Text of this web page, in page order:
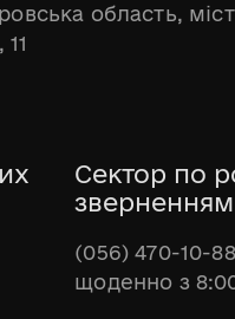
область,
Сектор по
(056) 470-10-88
щоденно з